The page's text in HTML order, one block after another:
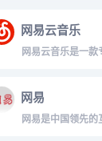
网易云音乐
网易云音乐是一款
网易
网易是中国领先的